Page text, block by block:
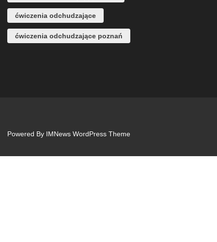
ćwiczenia odchudzające
ćwiczenia odchudzające poznań
Powered By IMNews WordPress Theme